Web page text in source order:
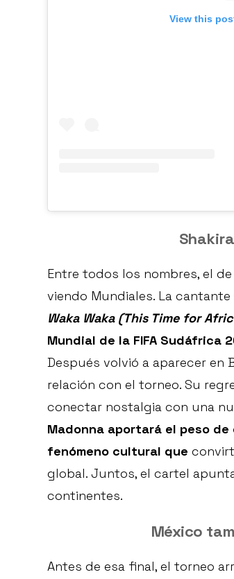
View this
Entre todos los nombres, el
viendo Mundiales. La
Waka Waka (This Time for
Mundial de la FIFA Sudáfrica
Después volvió a aparecer en
relación con el torneo. Su
conectar nostalgia con una
Madonna aportará el peso
fenómeno cultural que
global. Juntos, el cartel
continentes.
México
Antes de esa final, el torneo